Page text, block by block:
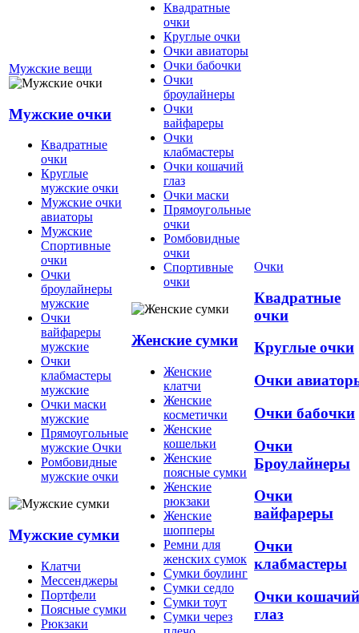
Мужские вещи
Мужские очки
Квадратные
очки
Круглые
мужские очки
Мужские очки
авиаторы
Мужские
Спортивные
очки
Очки
броулайнеры
мужские
Очки
вайфареры
мужские
Очки
клабмастеры
мужские
Очки маски
мужские
Прямоугольные
мужские Очки
Ромбовидные
мужские очки
Мужские сумки
Клатчи
Мессенджеры
Портфели
Поясные сумки
Рюкзаки
Квадратные
очки
Круглые очки
Очки авиаторы
Очки бабочки
Очки
броулайнеры
Очки
вайфареры
Очки
клабмастеры
Очки кошачий
глаз
Очки маски
Прямоугольные
очки
Ромбовидные
очки
Спортивные
очки
Женские сумки
Женские
клатчи
Женские
косметички
Женские
кошельки
Женские
поясные сумки
Женские
рюкзаки
Женские
шопперы
Ремни для
женских сумок
Сумки боулинг
Сумки седло
Сумки тоут
Сумки через
Очки
Квадратные
очки
Круглые очки
Очки
Очки бабочки
Очки
Броулайнеры
Очки
вайфареры
Очки
клабмастеры
Очки кошачий
глаз